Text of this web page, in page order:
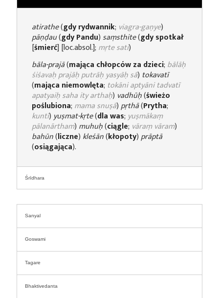
atirathe(gdy rydwannik; viagra-gaṇye)
pāṇḍau(gdy Pandu)saṃsthite(gdy spotkał
[śmierć] [loc.absol.]; mṛte sati)
bāla-prajā(mająca chłopców za dzieci; bālāḥ
śiśavaḥ prajāḥ putrāḥ yasyāḥ sā) tokavatī
(mająca niemowlęta; tokāni aptyāni tadvatī
apatyaiḥ saha ity arthaḥ) vadhūḥ(świeżo
poślubiona; mama snuṣā)pṛthā(Prytha;
kuntī)yuṣmat-kṛte(dla was;yuṣmākaṃ
pālanārtham) muhuḥ(ciągle; vāraṃ vāram)
bahūn(liczne) kleśān(kłopoty)prāptā
(osiągająca).
Śrīdhara
Sanyal
Goswami
Tagare
Bhaktivedanta